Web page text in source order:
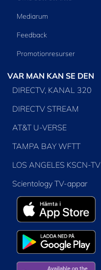
Mediarum
Feedback
Promotionresurser
VAR MAN KAN SE DEN
DIRECTV, KANAL 320
DIRECTV STREAM
AT&T U-VERSE
TAMPA BAY WFTT
LOS ANGELES KSCN-TV
Scientology TV-appar